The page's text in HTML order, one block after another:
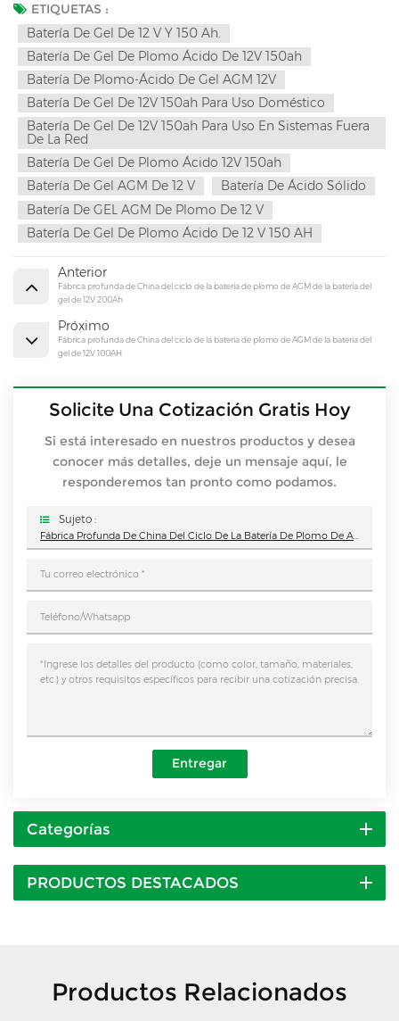
ETIQUETAS :
Batería De Gel De 12 V Y 150 Ah.
Batería De Gel De Plomo Ácido De 12V 150ah
Batería De Plomo-Ácido De Gel AGM 12V
Batería De Gel De 12V 150ah Para Uso Doméstico
Batería De Gel De 12V 150ah Para Uso En Sistemas Fuera
De La Red
Batería De Gel De Plomo Ácido 12V 150ah
Batería De Gel AGM De 12 V
Batería De Ácido Sólido
Batería De GEL AGM De Plomo De 12 V
Batería De Gel De Plomo Ácido De 12 V 150 AH
Anterior
Fábrica profunda de China del ciclo de la batería de plomo de AGM de la batería del
gel de 12V 200Ah
Próximo
Fábrica profunda de China del ciclo de la batería de plomo de AGM de la batería del
gel de 12V 100AH
Solicite Una Cotización Gratis Hoy
Si está interesado en nuestros productos y desea
conocer más detalles, deje un mensaje aquí, le
responderemos tan pronto como podamos.
Sujeto :
Fábrica Profunda De China Del Ciclo De La Batería De Plomo De AGM De La Batería Del Gel De 12V 150Ah
Entregar
Categorías
PRODUCTOS DESTACADOS
Productos Relacionados